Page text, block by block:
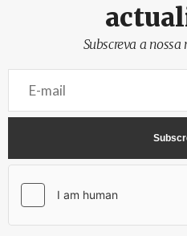
Subscreva a